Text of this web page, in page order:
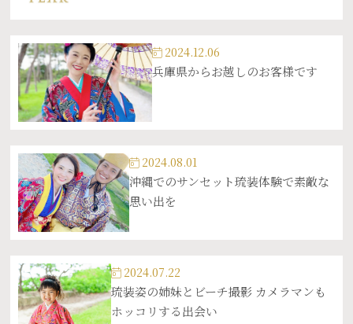
2024.12.06
兵庫県からお越しのお客様です
2024.08.01
沖縄でのサンセット琉装体験で素敵な
思い出を
2024.07.22
琉装姿の姉妹とビーチ撮影 カメラマンも
ホッコリする出会い